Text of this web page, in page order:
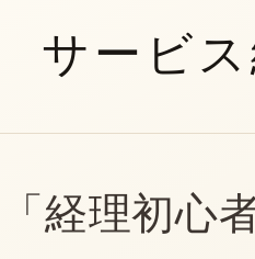
サービ
経理初心